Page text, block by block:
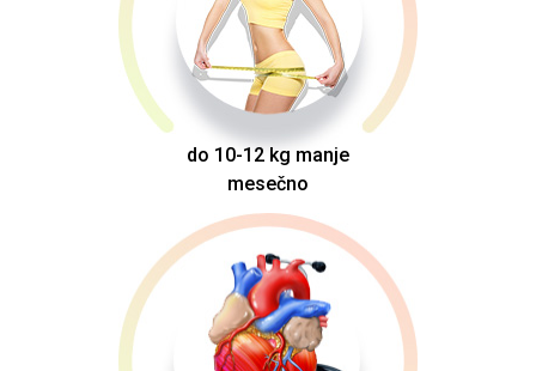
do 10-12 kg manje
mesečno